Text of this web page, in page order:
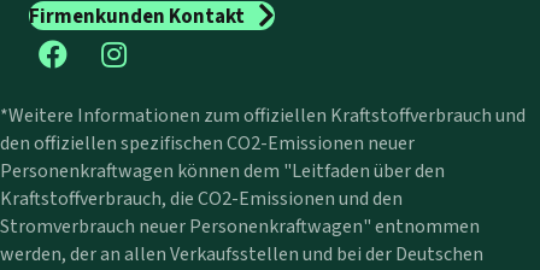
Firmenkunden Kontakt
*Weitere Informationen zum offiziellen Kraftstoffverbrauch und
den offiziellen spezifischen CO2-Emissionen neuer
Personenkraftwagen können dem "Leitfaden über den
Kraftstoffverbrauch, die CO2-Emissionen und den
Stromverbrauch neuer Personenkraftwagen" entnommen
werden, der an allen Verkaufsstellen und bei der Deutschen